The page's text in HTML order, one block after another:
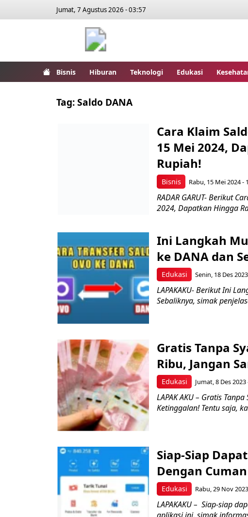
Jumat, 7 Agustus 2026 - 03:57
Bisnis Hiburan Teknologi Edukasi
Tag:Saldo DANA
Bisnis
Cara Klaim
15 Mei 2024,
Rupiah!
Rabu, 15 Mei 2024 -
RADAR GARUT- Berikut
2024, Dapatkan Hingga
Edukasi
Ini Langkah
ke DANA dan
Senin, 18 Des
LAPAKAKU- Berikut Ini
Sebaliknya, simak
Edukasi
Gratis Tanpa
Ribu, Jangan
Jumat, 8 Des 2023
LAPAK AKU – Gratis
Ketinggalan! Tentu saja,
Edukasi
Siap-Siap
Dengan
Rabu, 29 Nov
LAPAKAKU – Siap-siap